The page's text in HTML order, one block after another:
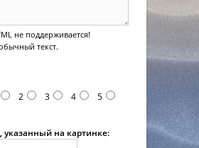
не поддерживается!
текст.
2 3 4
5
указанный на картинке: